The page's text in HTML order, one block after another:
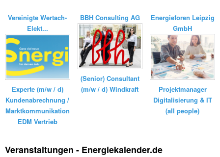
Vereinigte Wertach-
Elekt...
Experte (m/w / d)
Kundenabrechnung /
Marktkommunikation
EDM Vertrieb
BBH Consulting AG
(Senior) Consultant
(m/w / d) Windkraft
Energieforen Leipzig
GmbH
Projektmanager
Digitalisierung & IT
(all people)
Veranstaltungen - Energiekalender.de